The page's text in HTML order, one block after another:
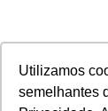
Utilizamos
semelhantes